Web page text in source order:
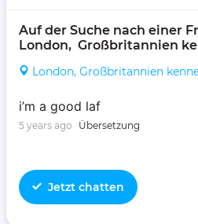
Auf der Suche nach einer
London,  Großbritannien
London, Großbritannien
i’m a good laf
5 years ago Übersetzung
Jetzt chatten